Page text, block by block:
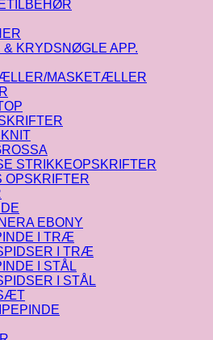
KRYDSNØGLE APP.
MASKETÆLLER
STRIKKEOPSKRIFTER
OPSKRIFTER
EBONY
I TRÆ
I TRÆ
I STÅL
I STÅL